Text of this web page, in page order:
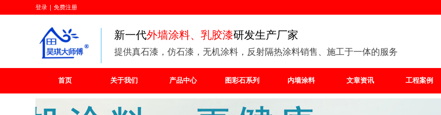
新一代外墙涂料、乳胶漆研发生产厂家
提供真石漆，仿石漆，无机涂料，反射隔热涂料销售、施工于一体的服务
登录 免费注册
首页 关于我们 产品中心 图彩石系列 内墙涂料 文章资讯 工程案例